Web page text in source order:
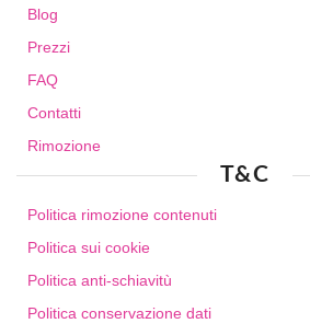
Blog
Prezzi
FAQ
Contatti
Rimozione
T&C
Politica rimozione contenuti
Politica sui cookie
Politica anti-schiavitù
Politica conservazione dati